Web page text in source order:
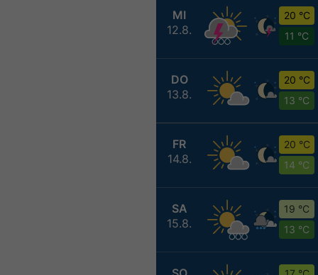
MI
12.8.
20 °C
11 °C
DO
13.8.
20 °C
13 °C
FR
14.8.
20 °C
14 °C
SA
15.8.
19 °C
13 °C